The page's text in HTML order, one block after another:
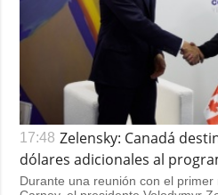
17:48 Zelensky: Canadá
dólares adicionales al
Durante una reunión con el